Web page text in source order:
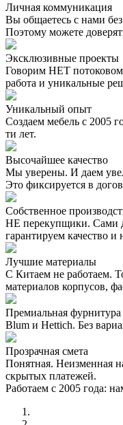
Личная коммуникация
Вы общаетесь с нами
Поэтому можете
Эксклюзивные проекты
Говорим НЕТ
работа и уникальные
Уникальный опыт
Создаем мебель с 2005
ти лет.
Высочайшее качество
Мы уверены. И даем
Это фиксируется в
Собственное
НЕ перекупщики. Сами
гарантируем качество
Лучшие материалы
С Китаем не работаем.
материалов корпусов,
Премиальная фурнитура
Blum и Hettich. Без
Прозрачная смета
Понятная. Неизменная
скрытых платежей.
Работаем с 2005 года: